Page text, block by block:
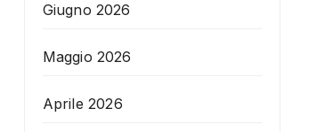
Giugno 2026
Maggio 2026
Aprile 2026